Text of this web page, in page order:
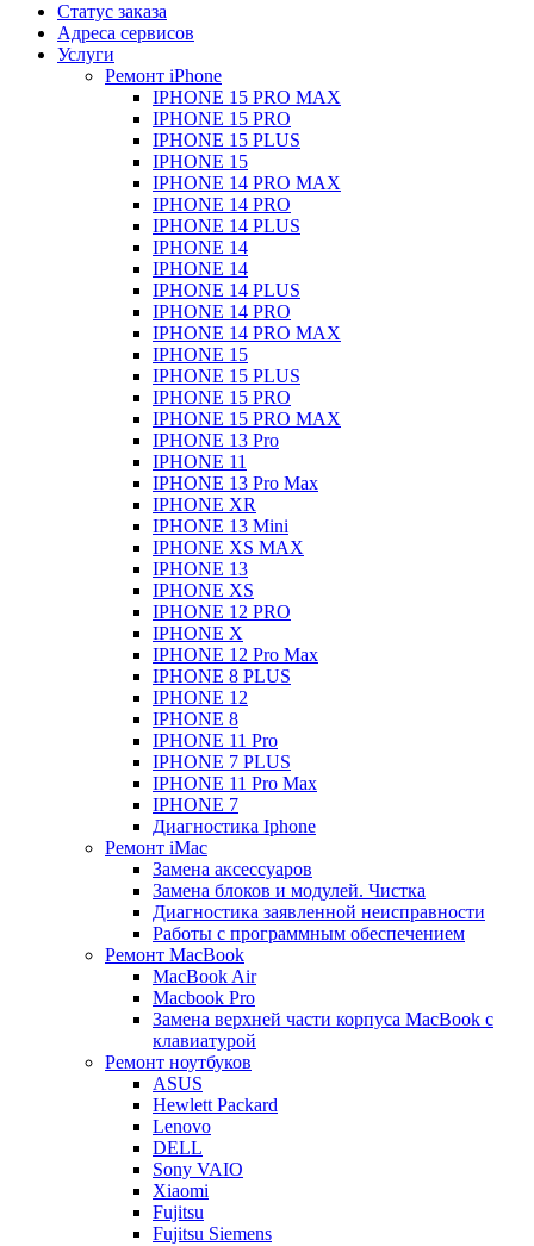
Статус заказа
Адреса сервисов
Услуги
Ремонт iPhone
IPHONE 15 PRO MAX
IPHONE 15 PRO
IPHONE 15 PLUS
IPHONE 15
IPHONE 14 PRO MAX
IPHONE 14 PRO
IPHONE 14 PLUS
IPHONE 14
IPHONE 14
IPHONE 14 PLUS
IPHONE 14 PRO
IPHONE 14 PRO MAX
IPHONE 15
IPHONE 15 PLUS
IPHONE 15 PRO
IPHONE 15 PRO MAX
IPHONE 13 Pro
IPHONE 11
IPHONE 13 Pro Max
IPHONE XR
IPHONE 13 Mini
IPHONE XS MAX
IPHONE 13
IPHONE XS
IPHONE 12 PRO
IPHONE X
IPHONE 12 Pro Max
IPHONE 8 PLUS
IPHONE 12
IPHONE 8
IPHONE 11 Pro
IPHONE 7 PLUS
IPHONE 11 Pro Max
IPHONE 7
Диагностика Iphone
Ремонт iMac
Замена аксессуаров
Замена блоков и модулей. Чистка
Диагностика заявленной неисправности
Работы с программным обеспечением
Ремонт MacBook
MacBook Air
Macbook Pro
Замена верхней части корпуса MacBook с
клавиатурой
Ремонт ноутбуков
ASUS
Hewlett Packard
Lenovo
DELL
Sony VAIO
Xiaomi
Fujitsu
Fujitsu Siemens